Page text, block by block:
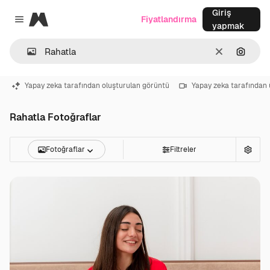
Close menu
Magnific
Temizlemek
Fiyatlandırma
Giriş
yapmak
Yapay zeka tarafından oluşturulan görüntü Yapay zeka
Rahatla Fotoğraflar
Fotoğraflar Filtreler